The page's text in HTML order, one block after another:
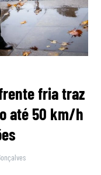
fria traz
até 50 km/h